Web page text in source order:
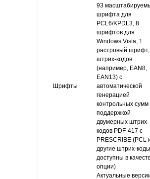
Шрифты
93
шрифта для
PCL6/KPDL3, 8
шрифтов для
Windows Vista, 1
растровый
штрих-кодов
(например, EAN8,
EAN13) с
автоматической
генерацией
контрольных сумм
поддержкой
двумерных штрих-
кодов PDF-417 с
PRESCRIBE (PCL
другие штрих-коды
доступны в
опции)
Актуальные